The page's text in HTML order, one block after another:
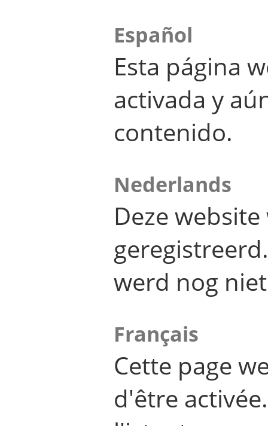
Español
Esta página
activada y
contenido.
Nederlands
Deze
werd nog
Français
Cette page
d'être